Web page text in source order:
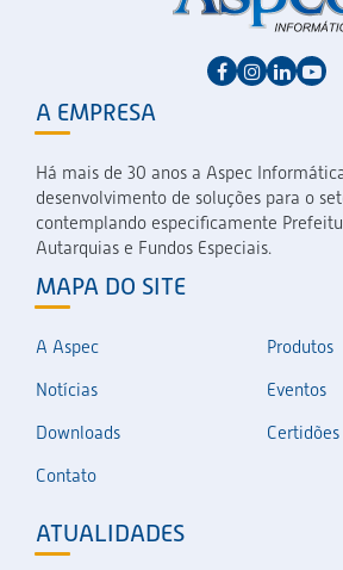
A EMPRESA
Há mais de 30 anos a Aspec
desenvolvimento de soluções para o
contemplando especificamente
Autarquias e Fundos Especiais.
MAPA DO SITE
A Aspec
Produtos
Notícias
Eventos
Downloads
Certidões
Contato
ATUALIDADES